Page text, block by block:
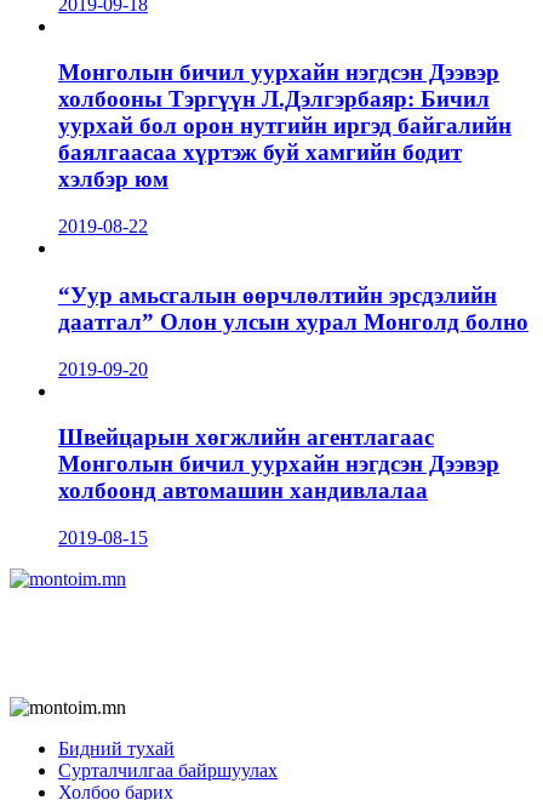
Монголын бичил уурхайн нэгдсэн Дээвэр
холбооны Тэргүүн Л.Дэлгэрбаяр: Бичил
уурхай бол орон нутгийн иргэд байгалийн
баялгаасаа хүртэж буй хамгийн бодит
хэлбэр юм
2019-08-22
“Уур амьсгалын өөрчлөлтийн эрсдэлийн
даатгал” Олон улсын хурал Монголд болно
2019-09-20
Швейцарын хөгжлийн агентлагаас
Монголын бичил уурхайн нэгдсэн Дээвэр
холбоонд автомашин хандивлалаа
2019-08-15
Бидний тухай
Сурталчилгаа байршуулах
Холбоо барих